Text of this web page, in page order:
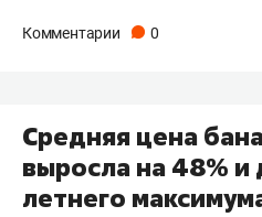
Комментарии 0
Средняя цена
выросла на 48% и
летнего